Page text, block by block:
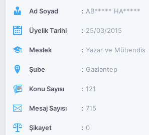
Ad Soyad AB***** HA*****
Üyelik Tarihi 25/03/2015
Meslek Yazar ve Mühendis
Şube Gaziantep
Konu Sayısı 121
Mesaj Sayısı 715
Şikayet 0